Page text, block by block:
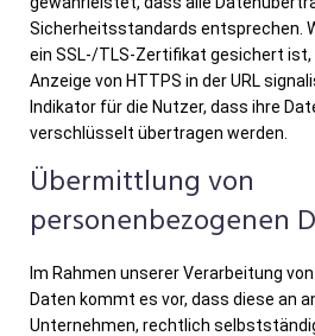
Sicherheitsstandards entsprechen.
ein SSL-/TLS-Zertifikat gesichert ist,
Anzeige von HTTPS in der URL
Indikator für die Nutzer, dass ihre
verschlüsselt übertragen werden.
Übermittlung von
personenbezogenen
Im Rahmen unserer Verarbeitung
Daten kommt es vor, dass diese an
Unternehmen, rechtlich